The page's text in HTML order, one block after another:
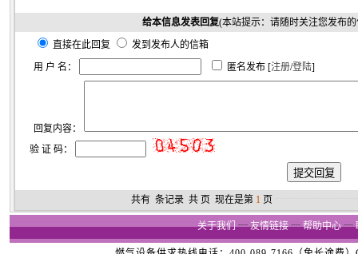
给本信息发表回复(本站提示：请随时关注您发布
直接在此回复
发到发布人的信箱
用 户 名：
匿名发布 [注册/登陆]
回复内容：
验 证 码：
共有 条记录 共 页 现在是第 1 页
关于我们┈友情链接┈帮助中心┈